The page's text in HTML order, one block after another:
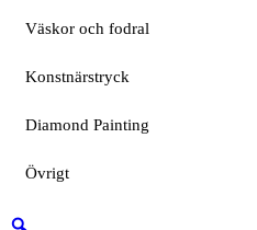
Väskor och fodral
Konstnärstryck
Diamond Painting
Övrigt